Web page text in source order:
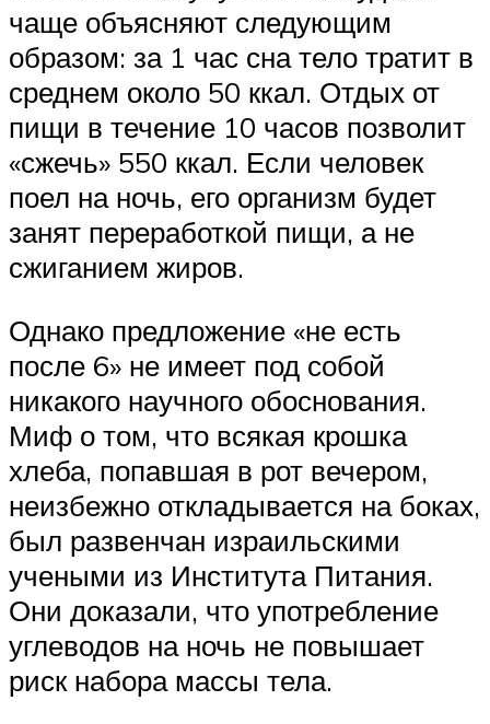
чаще объясняют следующим
образом: за 1 час сна тело тратит в
среднем около 50 ккал. Отдых от
пищи в течение 10 часов позволит
«сжечь» 550 ккал. Если человек
поел на ночь, его организм будет
занят переработкой пищи, а не
сжиганием жиров.
Однако предложение «не есть
после 6» не имеет под собой
никакого научного обоснования.
Миф о том, что всякая крошка
хлеба, попавшая в рот вечером,
неизбежно откладывается на боках,
был развенчан израильскими
учеными из Института Питания.
Они доказали, что употребление
углеводов на ночь не повышает
риск набора массы тела.